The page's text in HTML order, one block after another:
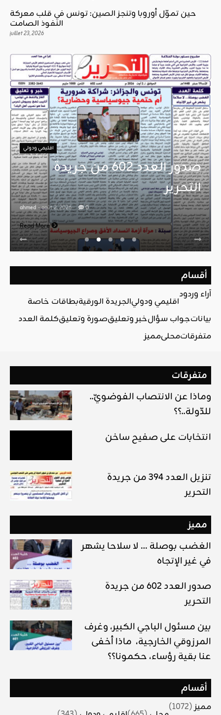
حين تموّل أوروبا وتنجز الصين: تونس في قلب معركة
النفوذ الصامت
juillet 23, 2026
اقليمي ودولي
صدور العدد 602 من جريدة
التحرير
ahmed - août 2, 2026 0
Read More
أقسام
آراء وردود
اقليمي ودوليالجريدة الورقيةبطاقات خاصة
بياناتجواب سؤالخبر وتعليقصورة وتعليقكلمة العدد
متفرقاتمحليمميز
متفرقات
..وماذا عن الانتصاب الفوضويّ
للدّولة..؟؟
انتخابات على صفيح ساخن
تنزيل العدد 394 من جريدة
التحرير
مميز
الغضب بوصلة … لا سلاحا يشهر
في غير الإتجاه
صدور العدد 602 من جريدة
التحرير
بين مسئول الباجي الكبير، وغرف
المرزوقي الخارجية، ماذا أخفى
عنا بقية رؤساء، حكمونا؟؟
أقسام
مميز(1072)